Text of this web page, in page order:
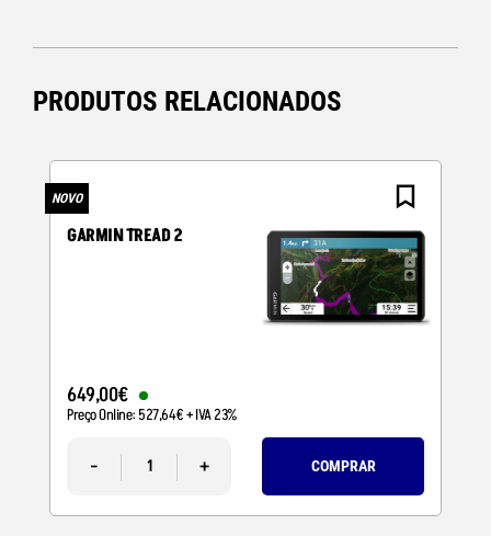
PRODUTOS RELACIONADOS
NOVO
GARMIN TREAD 2
649,00€
Preço Online: 527,64€+ IVA 23%
- + COMPRAR